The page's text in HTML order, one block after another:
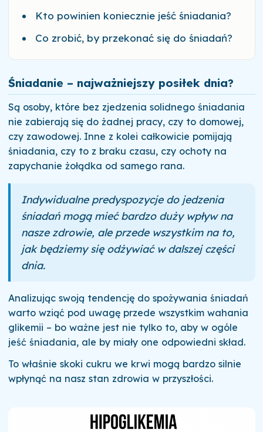
Kto powinien koniecznie jeść śniadania?
Co zrobić, by przekonać się do śniadań?
Śniadanie – najważniejszy posiłek dnia?
Są osoby, które bez zjedzenia solidnego śniadania
nie zabierają się do żadnej pracy, czy to domowej,
czy zawodowej. Inne z kolei całkowicie pomijają
śniadania, czy to z braku czasu, czy ochoty na
zapychanie żołądka od samego rana.
Indywidualne predyspozycje do jedzenia
śniadań mogą mieć bardzo duży wpływ na
nasze zdrowie, ale przede wszystkim na to,
jak będziemy się odżywiać w dalszej części
dnia.
Analizując swoją tendencję do spożywania śniadań
warto wziąć pod uwagę przede wszystkim wahania
glikemii – bo ważne jest nie tylko to, aby w ogóle
jeść śniadania, ale by miały one odpowiedni skład.
To właśnie skoki cukru we krwi mogą bardzo silnie
wpłynąć na nasz stan zdrowia w przyszłości.